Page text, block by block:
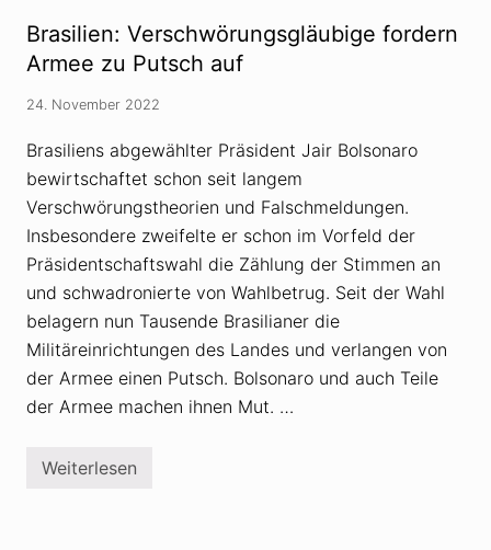
v
n
e
c
h
w
ö
r
u
n
s
t
h
e
r
e
t
e
:
R
e
c
s
b
ü
r
g
e
-
G
r
u
p
p
e
p
l
t
e
Brasilien: Verschwörungsgläubige fordern
Armee zu Putsch auf
24. November 2022
Brasiliens abgewählter Präsident Jair Bolsonaro
bewirtschaftet schon seit langem
Verschwörungstheorien und Falschmeldungen.
Insbesondere zweifelte er schon im Vorfeld der
Präsidentschaftswahl die Zählung der Stimmen an
und schwadronierte von Wahlbetrug. Seit der Wahl
belagern nun Tausende Brasilianer die
Militäreinrichtungen des Landes und verlangen von
der Armee einen Putsch. Bolsonaro und auch Teile
der Armee machen ihnen Mut. …
B
Weiterlesen